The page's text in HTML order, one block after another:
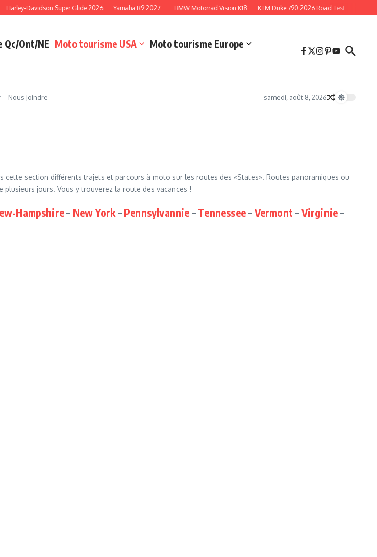
Harley-Davidson Super Glide 2026 Yamaha R9 2027 BMW Motorrad Vision K18 KTM Duke 790 2026 Road Test
Qc/Ont/NE Moto tourisme USA
Moto tourisme Europe
Nous joindre samedi, août 8, 2026
section différents trajets et parcours à moto sur les routes des «States». Routes panoramiques ou
jours. Vous y trouverez la route des vacances !
Hampshire– New York – Pennsylvannie – Tennessee– Vermont – Virginie–